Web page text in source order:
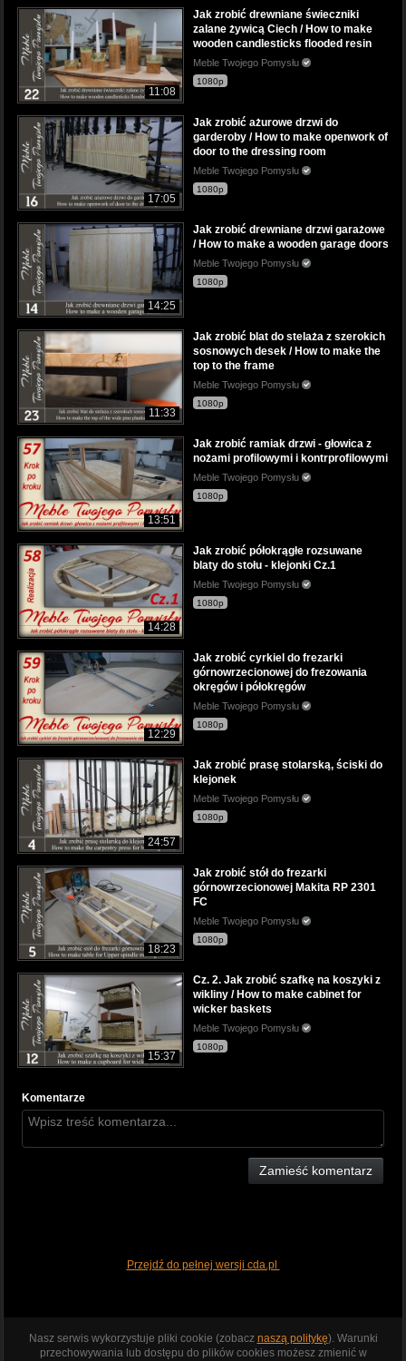
11:08
Jak zrobić drewniane świeczniki
zalane żywicą Ciech / How to make
wooden candlesticks flooded resin
Meble Twojego Pomysłu
1080p
17:05
Jak zrobić ażurowe drzwi do
garderoby / How to make openwork of
door to the dressing room
Meble Twojego Pomysłu
1080p
14:25
Jak zrobić drewniane drzwi garażowe
/ How to make a wooden garage doors
Meble Twojego Pomysłu
1080p
11:33
Jak zrobić blat do stelaża z szerokich
sosnowych desek / How to make the
top to the frame
Meble Twojego Pomysłu
1080p
13:51
Jak zrobić ramiak drzwi - głowica z
nożami profilowymi i kontrprofilowymi
Meble Twojego Pomysłu
1080p
14:28
Jak zrobić półokrągłe rozsuwane
blaty do stołu - klejonki Cz.1
Meble Twojego Pomysłu
1080p
12:29
Jak zrobić cyrkiel do frezarki
górnowrzecionowej do frezowania
okręgów i półokręgów
Meble Twojego Pomysłu
1080p
24:57
Jak zrobić prasę stolarską, ściski do
klejonek
Meble Twojego Pomysłu
1080p
18:23
Jak zrobić stół do frezarki
górnowrzecionowej Makita RP 2301
FC
Meble Twojego Pomysłu
1080p
15:37
Cz. 2. Jak zrobić szafkę na koszyki z
wikliny / How to make cabinet for
wicker baskets
Meble Twojego Pomysłu
1080p
Komentarze
Zamieść komentarz
Przejdź do pełnej wersji cda.pl
Nasz serwis wykorzystuje pliki cookie (zobacz naszą politykę). Warunki
przechowywania lub dostępu do plików cookies możesz zmienić w